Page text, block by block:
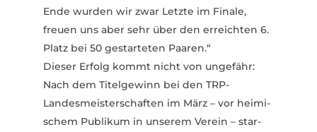
Ende wurden wir zwar Letzte im Finale,
freuen uns aber sehr über den erreichten 6.
Platz bei 50 gestar­teten Paaren.“
Dieser Erfolg kommt nicht von ungefähr:
Nach dem Titel­gewinn bei den TRP-
Landesmeisterschaften im März – vor heimi­
schem Publikum in unserem Verein – star­